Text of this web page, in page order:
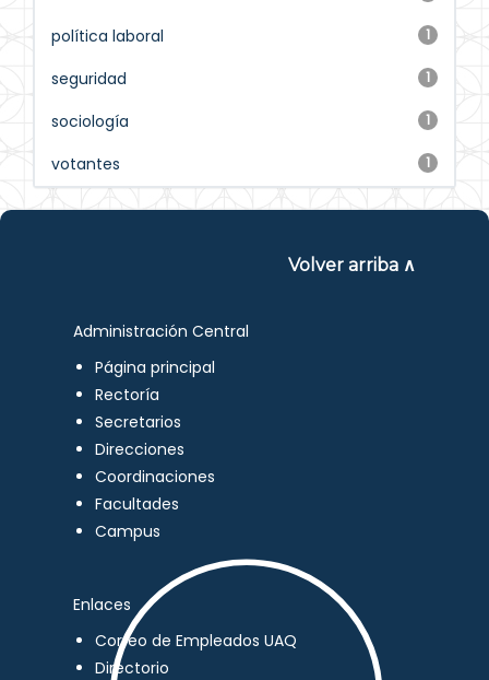
1
política laboral
1
seguridad
1
sociología
1
votantes
Volver arriba ∧
Administración Central
Página principal
Rectoría
Secretarios
Direcciones
Coordinaciones
Facultades
Campus
Enlaces
Correo de Empleados UAQ
Directorio